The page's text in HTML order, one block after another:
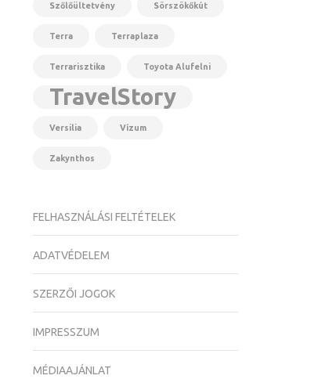
Szőlőültetvény Sörszökőkút
Terra Terraplaza
Terrarisztika Toyota Alufelni
TravelStory
Versilia Vízum
Zakynthos
FELHASZNÁLÁSI FELTÉTELEK
ADATVÉDELEM
SZERZŐI JOGOK
IMPRESSZUM
MÉDIAAJÁNLAT